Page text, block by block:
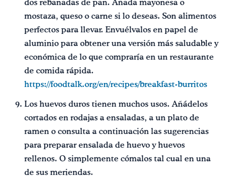
dos rebanadas de pan. Añada mayonesa o
mostaza, queso o carne si lo deseas. Son alimentos
perfectos para llevar. Envuélvalos en papel de
aluminio para obtener una versión más saludable y
económica de lo que compraría en un restaurante
de comida rápida.
https://foodtalk.org/en/recipes/breakfast-burritos
Los huevos duros tienen muchos usos. Añádelos
cortados en rodajas a ensaladas, a un plato de
ramen o consulta a continuación las sugerencias
para preparar ensalada de huevo y huevos
rellenos. O simplemente cómalos tal cual en una
de sus meriendas.